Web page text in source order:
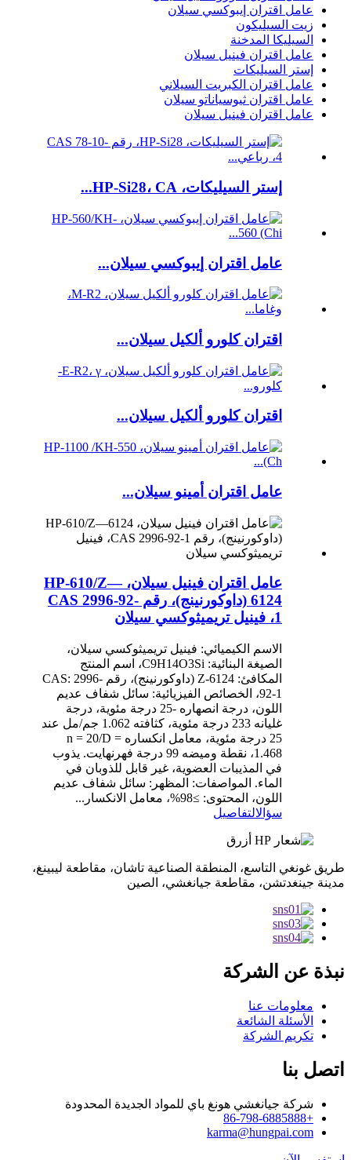
عامل اقتران إيبوكسي سيلان
زيت السيليكون
السيليكا المدخنة
عامل اقتران فينيل سيلان
إستر السيليكات
عامل اقتران الكبريت السيلاني
عامل اقتران ثيوسياناتو سيلان
عامل اقتران فينيل سيلان
إستر السيليكات، HP-Si28، CA...
عامل اقتران إيبوكسي سيلان...
اقتران كلورو ألكيل سيلان...
اقتران كلورو ألكيل سيلان...
عامل اقتران أمينو سيلان...
عامل اقتران فينيل سيلان، HP-610/Z—
6124 (داوكورنينج)، رقم CAS 2996-92-
1، فينيل تريميثوكسي سيلان
الاسم الكيميائي: فينيل تريميثوكسي سيلان،
الصيغة البنائية: C9H14O3Si، اسم المنتج
المكافئ: Z-6124 (داوكورنينج)، رقم CAS: 2996-
92-1، الخصائص الفيزيائية: سائل شفاف عديم
اللون، درجة انصهاره -25 درجة مئوية، درجة
غليانه 233 درجة مئوية، كثافته 1.062 جم/مل عند
25 درجة مئوية، معامل انكساره n = 20/D =
1.468، نقطة وميضه 99 درجة فهرنهايت. يذوب
في المذيبات العضوية، غير قابل للذوبان في
الماء. المواصفات: المظهر: سائل شفاف عديم
اللون، المحتوى: ≥98%، معامل الانكسار...
سؤالالتفاصيل
طريق غونغي التاسع، المنطقة الصناعية تاشان، مقاطعة ليبينغ،
مدينة جينغدتشن، مقاطعة جيانغشي، الصين
نبذة عن الشركة
معلومات عنا
الأسئلة الشائعة
تكريم الشركة
اتصل بنا
شركة جيانغشي هونغ باي للمواد الجديدة المحدودة
+86-798-6885888
karma@hungpai.com